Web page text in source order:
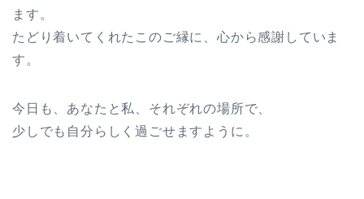
ます。
たどり着いてくれたこのご縁に、心から感謝していま
す。
今日も、あなたと私、それぞれの場所で、
少しでも自分らしく過ごせますように。